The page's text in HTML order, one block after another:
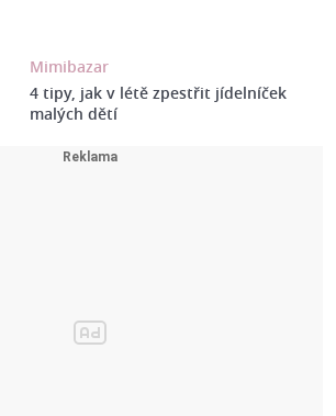
Mimibazar
4 tipy, jak v létě zpestřit jídelníček
malých dětí